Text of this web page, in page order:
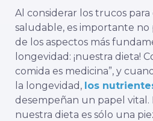
Al considerar los trucos
saludable, es importante no
de los aspectos más
longevidad: ¡nuestra dieta!
comida es medicina”, y
la longevidad, los
desempeñan un papel vital.
nuestra dieta es sólo una